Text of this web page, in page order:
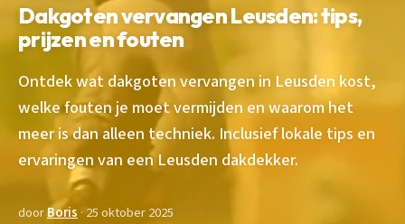
Dakgoten vervangen Leusden: tips,
prijzen en fouten
Ontdek wat dakgoten vervangen in Leusden kost,
welke fouten je moet vermijden en waarom het
meer is dan alleen techniek. Inclusief lokale tips en
ervaringen van een Leusden dakdekker.
doorBoris · 25 oktober 2025